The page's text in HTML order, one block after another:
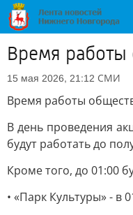
Время работы
15 мая 2026, 21:12 СМИ
Время работы
В день проведения
будут работать до
Кроме того, до 01:00
• «Парк Культуры» - в